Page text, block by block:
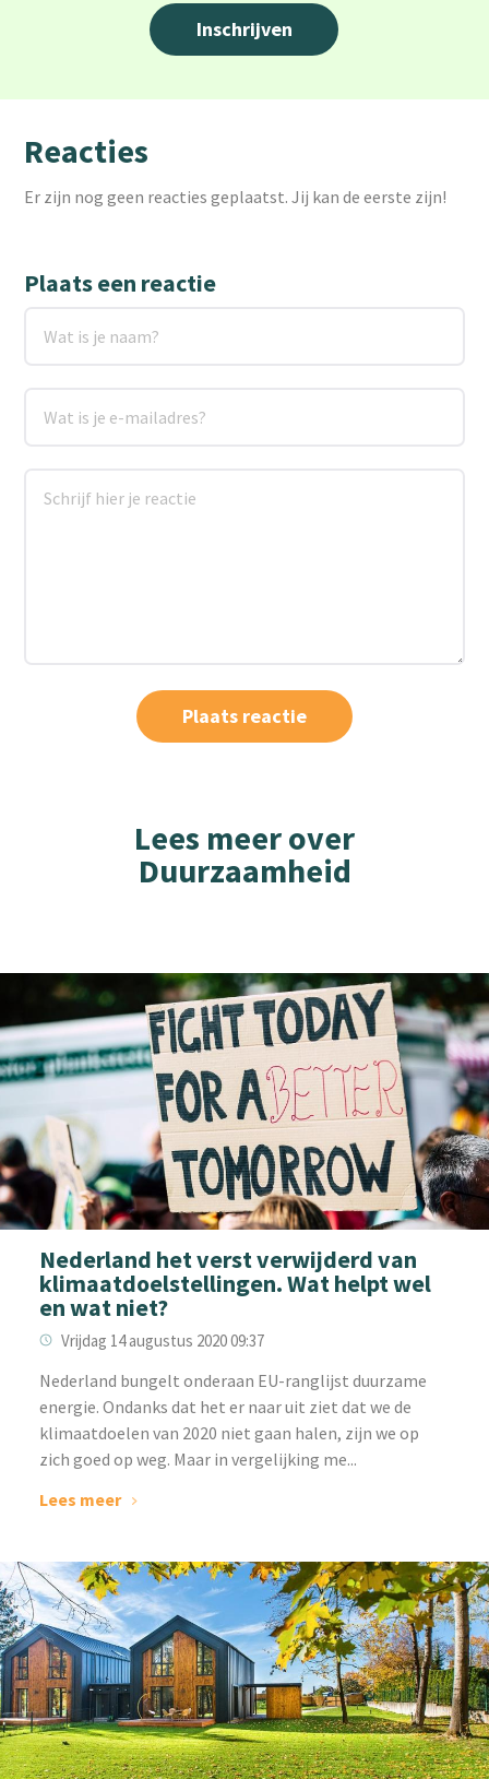
Reacties
Er zijn nog geen reacties geplaatst. Jij kan de eerste zijn!
Plaats een reactie
Lees meer over
Duurzaamheid
Nederland het verst verwijderd van
klimaatdoelstellingen. Wat helpt wel
en wat niet?
Vrijdag 14 augustus 2020 09:37
Nederland bungelt onderaan EU-ranglijst duurzame
energie. Ondanks dat het er naar uit ziet dat we de
klimaatdoelen van 2020 niet gaan halen, zijn we op
zich goed op weg. Maar in vergelijking me...
Lees meer